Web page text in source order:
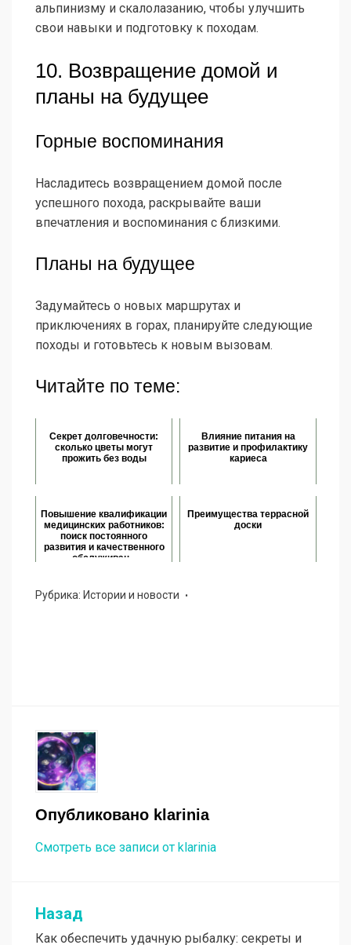
альпинизму и скалолазанию, чтобы улучшить
свои навыки и подготовку к походам.
10. Возвращение домой и
планы на будущее
Горные воспоминания
Насладитесь возвращением домой после
успешного похода, раскрывайте ваши
впечатления и воспоминания с близкими.
Планы на будущее
Задумайтесь о новых маршрутах и
приключениях в горах, планируйте следующие
походы и готовьтесь к новым вызовам.
Читайте по теме:
Секрет долговечности:
сколько цветы могут
прожить без воды
Влияние питания на
развитие и профилактику
кариеса
Повышение квалификации
медицинских работников:
поиск постоянного
развития и качественного
обслуживан...
Преимущества террасной
доски
Рубрика: Истории и новости
Опубликовано klarinia
Смотреть все записи от klarinia
Навигация
Назад
Как обеспечить удачную рыбалку: секреты и